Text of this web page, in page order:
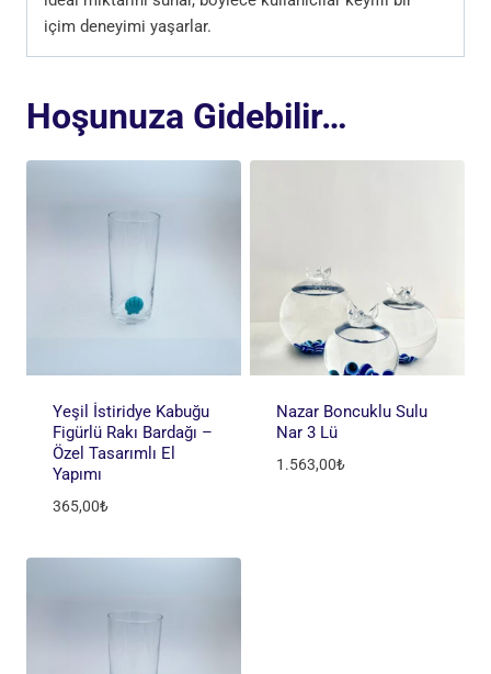
içim deneyimi yaşarlar.
Hoşunuza Gidebilir…
Yeşil İstiridye Kabuğu
Figürlü Rakı Bardağı –
Özel Tasarımlı El
Yapımı
365,00₺
Nazar Boncuklu Sulu
Nar 3 Lü
1.563,00₺